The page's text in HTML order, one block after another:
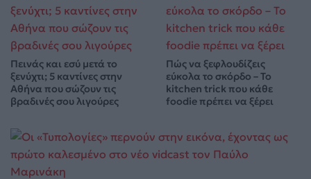
Πεινάς και εσύ μετά το
ξενύχτι; 5 καντίνες στην
Αθήνα που σώζουν τις
βραδινές σου λιγούρες
Πώς να ξεφλουδίζεις
εύκολα το σκόρδο – Το
kitchen trick που κάθε
foodie πρέπει να ξέρει